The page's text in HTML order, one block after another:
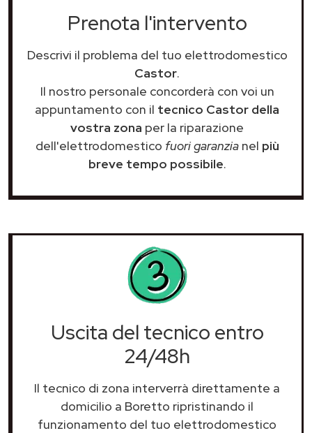
Prenota l'intervento
Descrivi il problema del tuo elettrodomestico
Castor.
Il nostro personale concorderà con voi un
appuntamento con il tecnico Castor della
vostra zona per la riparazione
dell'elettrodomestico fuori garanzianel più
breve tempo possibile.
Uscita del tecnico entro
24/48h
Il tecnico di zona interverrà direttamente a
domicilio a Boretto ripristinando il
funzionamento del tuo elettrodomestico